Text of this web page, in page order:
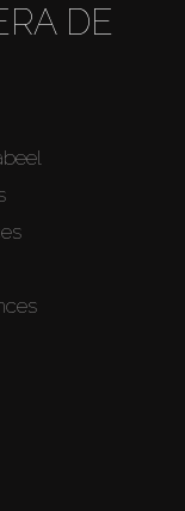
DE